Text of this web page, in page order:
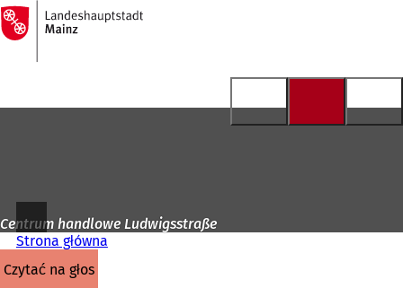
Przejdź do treści
Do
strony
głównej
Centrum handlowe Ludwigsstraße
Strona główna
czytać na głos